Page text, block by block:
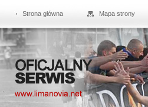
Strona główna Mapa strony